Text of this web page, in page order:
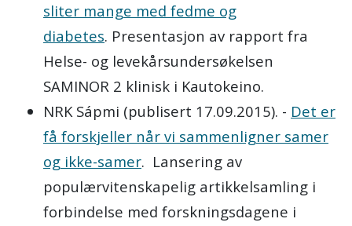
sliter mange med fedme og
diabetes. Presentasjon av rapport fra
Helse- og levekårsundersøkelsen
SAMINOR 2 klinisk i Kautokeino.
NRK Sápmi (publisert 17.09.2015). - Det er
få forskjeller når vi sammenligner samer
og ikke-samer. Lansering av
populærvitenskapelig artikkelsamling i
forbindelse med forskningsdagene i